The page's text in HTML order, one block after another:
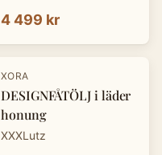
4 499 kr
-25%
XORA
DESIGNFÅTÖLJ i läder
honung
XXXLutz